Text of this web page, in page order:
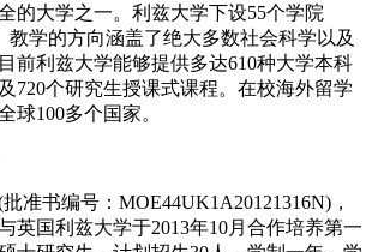
的大学之一。利兹大学下设55个学院
教学的方向涵盖了绝大多数社会科学以及
前利兹大学能够提供多达610种大学本科
720个研究生授课式课程。在校海外留学
球100多个国家。
书编号：MOE44UK1A20121316N)，
英国利兹大学于2013年10月合作培养第一